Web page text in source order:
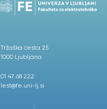
Tržaška cesta 25
1000 Ljubljana
01 47 68 222
lest@fe.uni-lj.si